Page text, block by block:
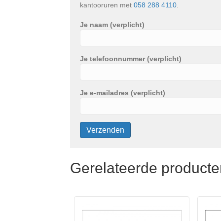
kantooruren met 058 288 4110
Je naam (verplicht)
Je telefoonnummer (verplicht)
Je e-mailadres (verplicht)
Gerelateerde